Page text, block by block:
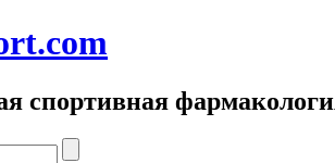
спортивная